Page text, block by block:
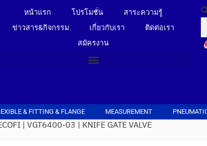
หน้าแรก โปรโมชั่น
สาระความรู้
ข่าวสาร&กิจกรรม
เกี่ยวกับเรา
ติดต่อเรา
สมัครงาน
& FITTING & FLANGE MEASUREMENT
| VGT6400-03 | KNIFE GATE VALVE